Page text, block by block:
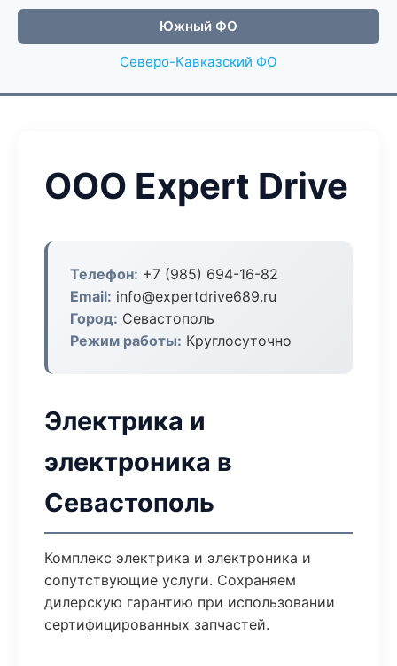
Южный ФО
Северо-Кавказский ФО
ООО Expert Drive
Телефон: +7 (985) 694-16-82
Email: info@expertdrive689.ru
Город: Севастополь
Режим работы: Круглосуточно
Электрика и
электроника в
Севастополь
Комплекс электрика и электроника и
сопутствующие услуги. Сохраняем
дилерскую гарантию при использовании
сертифицированных запчастей.